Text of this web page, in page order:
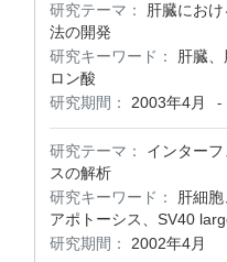
研究テーマ：
肝臓にお
法の開発
研究キーワード：
肝臓
ロン酸
研究期間：
2003年4月 -
研究テーマ：
インター
スの解析
研究キーワード：
肝細
アポトーシス、SV40
研究期間：
2002年4月